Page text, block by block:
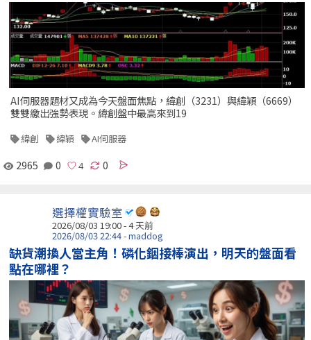
AI伺服器題材又成為今天盤面焦點，緯創（3231）與緯穎（6669）
雙雙繳出強勢表現。緯創盤中最高來到19
緯創 緯穎 AI伺服器
2965 0 0
選擇權實驗室
2026/08/03 19:00 - 4 天前
2026/08/03 22:44 - maddog
缺貨潮換人當主角！磷化銦接棒演出，明天的盤面看
點在哪裡？